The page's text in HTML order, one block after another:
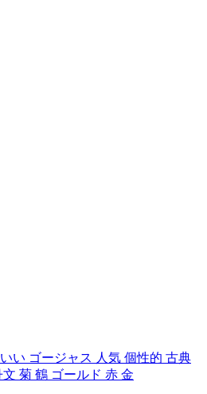
い ゴージャス 人気 個性的 古典
文 菊 鶴 ゴールド 赤 金